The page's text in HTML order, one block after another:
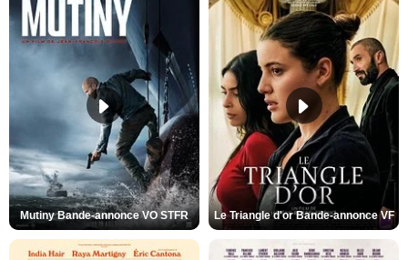
Mutiny Bande-annonce VO STFR Le Triangle d'or Bande-annonce VF